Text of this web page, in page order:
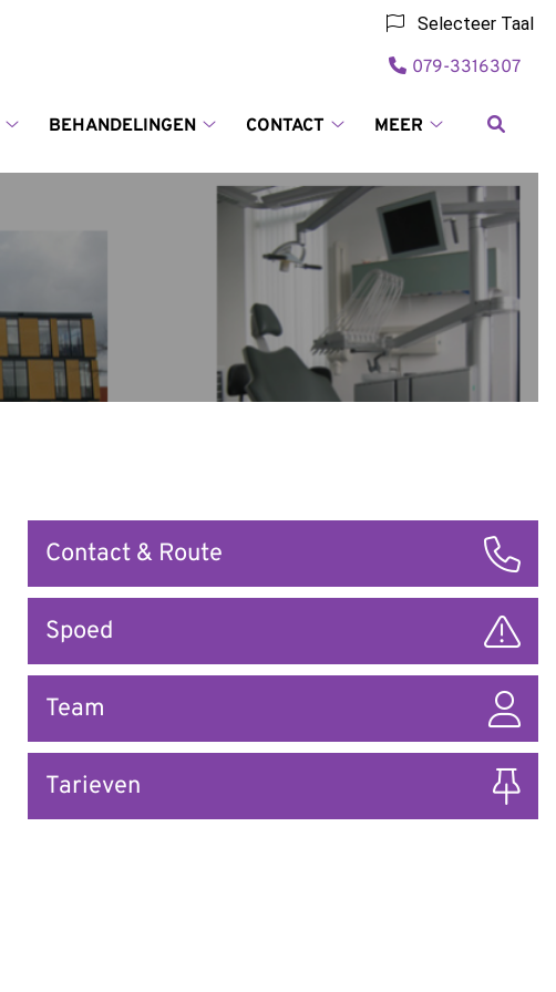
Selecteer Taal
submenu
BEHANDELINGEN
submenu
CONTACT
submenu
MEER
submenu
Tel:
079-3316307
naar
Contact & Route
Spoed
Team
Tarieven